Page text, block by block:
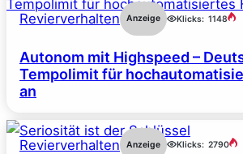
Revierverhalten Anzeige Klicks: 1148
Autonom mit Highspeed –
Tempolimit für
an
Revierverhalten Anzeige Klicks: 2790